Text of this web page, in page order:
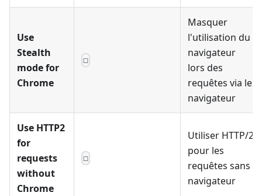
Use
Stealth
mode for
Chrome
☐
Masquer
l'utilisation du
navigateur
lors des
requêtes via le
navigateur
Use HTTP2
for
requests
without
Chrome
☐
Utiliser HTTP/2
pour les
requêtes sans
navigateur